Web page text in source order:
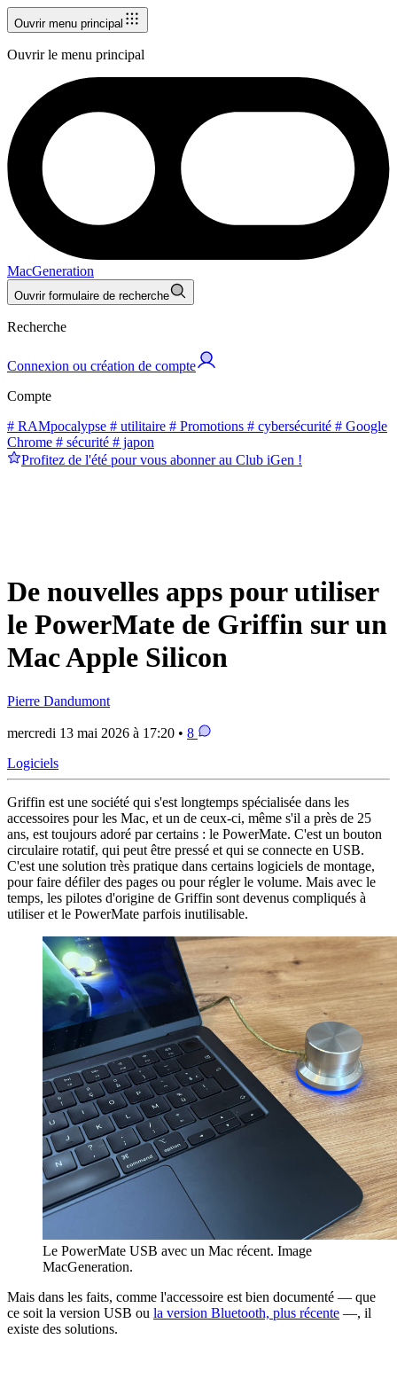
Ouvrir menu principal
Ouvrir le menu principal
MacGeneration
Ouvrir formulaire de recherche
Recherche
Connexion ou création de compte
Compte
# RAMpocalypse # utilitaire # Promotions # cybersécurité # Google
Chrome # sécurité # japon
Profitez de l'été pour vous abonner au Club iGen !
De nouvelles apps pour utiliser
le PowerMate de Griffin sur un
Mac Apple Silicon
Pierre Dandumont
mercredi 13 mai 2026 à 17:20 • 8
Logiciels
Griffin est une société qui s'est longtemps spécialisée dans les
accessoires pour les Mac, et un de ceux-ci, même s'il a près de 25
ans, est toujours adoré par certains : le PowerMate. C'est un bouton
circulaire rotatif, qui peut être pressé et qui se connecte en USB.
C'est une solution très pratique dans certains logiciels de montage,
pour faire défiler des pages ou pour régler le volume. Mais avec le
temps, les pilotes d'origine de Griffin sont devenus compliqués à
utiliser et le PowerMate parfois inutilisable.
Le PowerMate USB avec un Mac récent. Image
MacGeneration.
Mais dans les faits, comme l'accessoire est bien documenté — que
ce soit la version USB ou la version Bluetooth, plus récente —, il
existe des solutions.